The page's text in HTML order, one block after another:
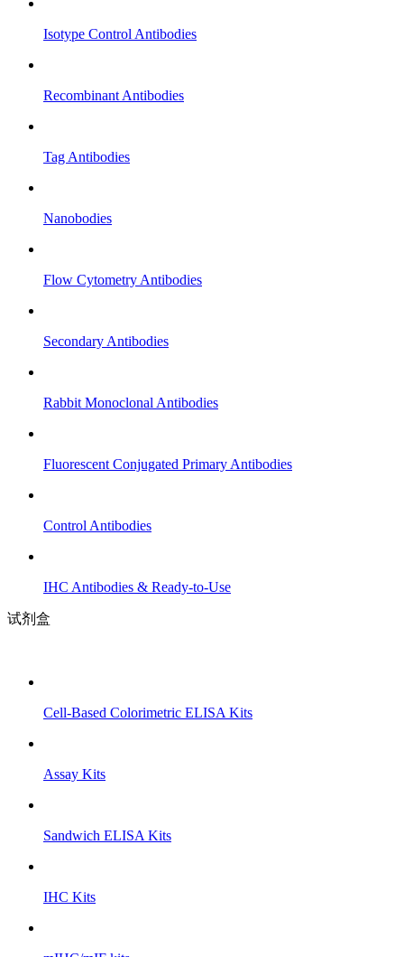
Isotype Control Antibodies
Recombinant Antibodies
Tag Antibodies
Nanobodies
Flow Cytometry Antibodies
Secondary Antibodies
Rabbit Monoclonal Antibodies
Fluorescent Conjugated Primary Antibodies
Control Antibodies
IHC Antibodies & Ready-to-Use
试剂盒
Cell-Based Colorimetric ELISA Kits
Assay Kits
Sandwich ELISA Kits
IHC Kits